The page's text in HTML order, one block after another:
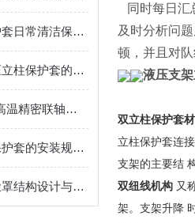
防尘液压立柱保护套日常清洁保养与更换规范
如何延长防尘液压立柱保护套的使用寿命？
2026年大扭矩/耐高温精密联轴器定制找哪家？能实现精准定制的优质厂家盘点
煤矿用液压立柱保护套的安装规范与使用寿命提升方案
液压支架立柱防尘罩结构设计与密封防护原理
同时每日汇
及时分析问
顿，并且对
液压支
双立柱保护套
立柱保护套连
支架的主要结
双纽线机构 又
架。支架升降